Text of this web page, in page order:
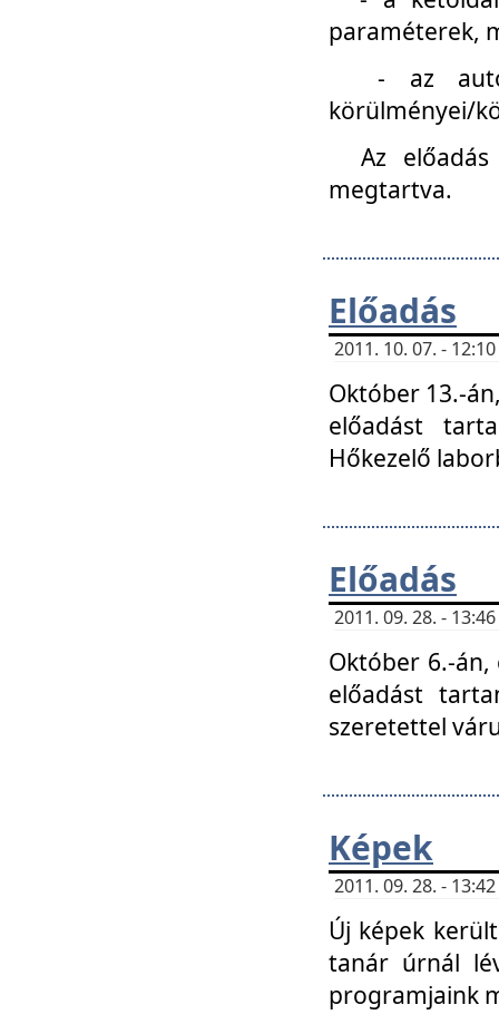
paraméterek,
- az
körülményei/
Az
megtartva.
Előadás
2011. 10. 07. -
Október 13.-
előadást
Hőkezelő
Előadás
2011. 09. 28. -
Október 6.-
előadást
szeretettel
Képek
2011. 09. 28. -
Új képek
tanár úrnál
programjaink